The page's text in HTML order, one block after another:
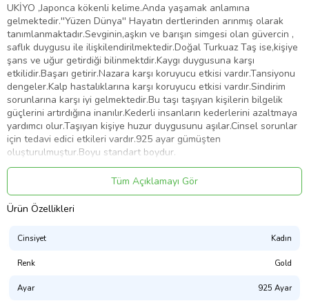
UKİYO ,Japonca kökenli kelime.Anda yaşamak anlamına
gelmektedir.''Yüzen Dünya'' Hayatın dertlerinden arınmış olarak
tanımlanmaktadır.Sevginin,aşkın ve barışın simgesi olan güvercin ,
saflık duygusu ile ilişkilendirilmektedir.Doğal Turkuaz Taş ise,kişiye
şans ve uğur getirdiği bilinmektdir.Kaygı duygusuna karşı
etkilidir.Başarı getirir.Nazara karşı koruyucu etkisi vardır.Tansiyonu
dengeler.Kalp hastalıklarına karşı koruyucu etkisi vardır.Sindirim
sorunlarına karşı iyi gelmektedir.Bu taşı taşıyan kişilerin bilgelik
güçlerini artırdığına inanılır.Kederli insanların kederlerini azaltmaya
yardımcı olur.Taşıyan kişiye huzur duygusunu aşılar.Cinsel sorunlar
için tedavi edici etkileri vardır.925 ayar gümüşten
oluşturulmuştur.Boyu standart boydur.
Ürün Kodu:kcm64809061
Tüm Açıklamayı Gör
Ürün Özellikleri
Cinsiyet Kadın
Renk Gold
Ayar 925 Ayar